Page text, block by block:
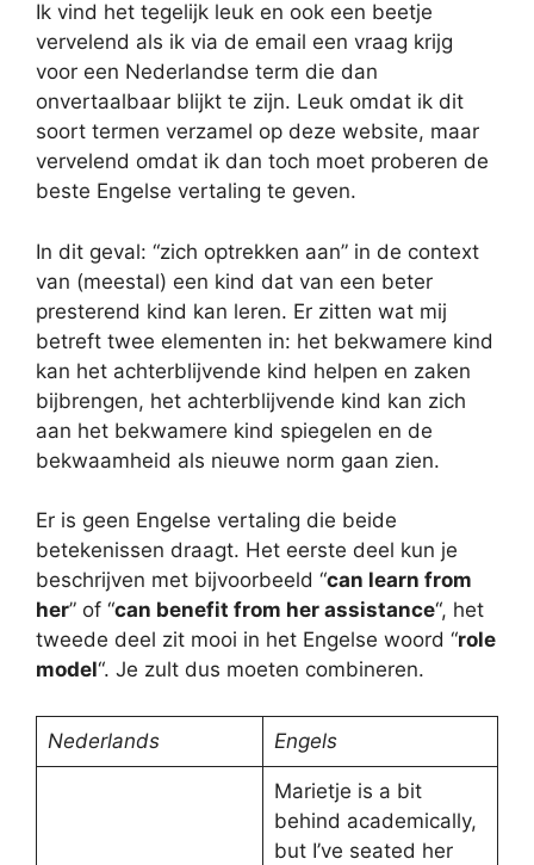
Ik vind het tegelijk leuk en ook een beetje
vervelend als ik via de email een vraag krijg
voor een Nederlandse term die dan
onvertaalbaar blijkt te zijn. Leuk omdat ik dit
soort termen verzamel op deze website, maar
vervelend omdat ik dan toch moet proberen de
beste Engelse vertaling te geven.
In dit geval: “zich optrekken aan” in de context
van (meestal) een kind dat van een beter
presterend kind kan leren. Er zitten wat mij
betreft twee elementen in: het bekwamere kind
kan het achterblijvende kind helpen en zaken
bijbrengen, het achterblijvende kind kan zich
aan het bekwamere kind spiegelen en de
bekwaamheid als nieuwe norm gaan zien.
Er is geen Engelse vertaling die beide
betekenissen draagt. Het eerste deel kun je
beschrijven met bijvoorbeeld “can learn from
her” of “can benefit from her assistance“, het
tweede deel zit mooi in het Engelse woord “role
model“. Je zult dus moeten combineren.
Nederlands Engels
Marietje is a bit
behind academically,
but I’ve seated her